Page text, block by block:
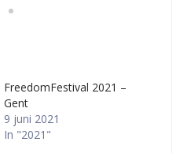
FreedomFestival 2021 –
Gent
9 juni 2021
In "2021"